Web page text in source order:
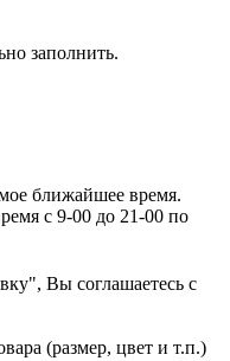
заполнить.
ближайшее время.
с 9-00 до 21-00 по
Вы соглашаетесь с
(размер, цвет и т.п.)